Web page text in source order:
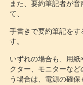
また、要約筆記者が
て、
手書きで要約筆記をす
す。
いずれの場合も、用
クター、モニターな
う場合は、電源の確保